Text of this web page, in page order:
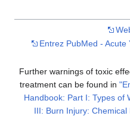
Entrez PubMed - Acute
Further warnings of toxic
treatment can be found in
Handbook: Part I: Types of
III: Burn Injury: